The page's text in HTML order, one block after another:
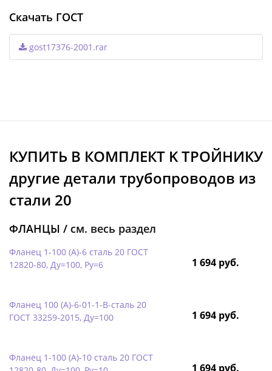
Скачать ГОСТ
gost17376-2001.rar
КУПИТЬ В КОМПЛЕКТ K ТРОЙНИКУ
другие детали трубопроводов из
стали 20
ФЛАНЦЫ / см. весь раздел
Фланец 1-100 (А)-6 сталь 20 ГОСТ
12820-80, Ду=100, Ру=6
1 694 руб.
Фланец 100 (А)-6-01-1-B-сталь 20
ГОСТ 33259-2015, Ду=100
1 694 руб.
Фланец 1-100 (А)-10 сталь 20 ГОСТ
1 694 руб.